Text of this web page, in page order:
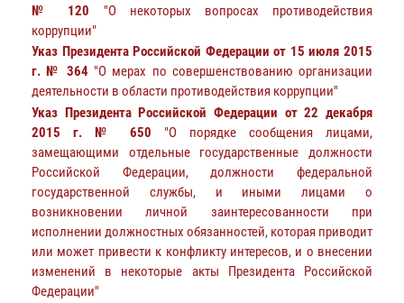
№ 120 "О некоторых вопросах противодействия
коррупции"
Указ Президента Российской Федерации от 15 июля 2015
г. № 364 "О мерах по совершенствованию организации
деятельности в области противодействия коррупции"
Указ Президента Российской Федерации от 22 декабря
2015 г. № 650 "О порядке сообщения лицами,
замещающими отдельные государственные должности
Российской Федерации, должности федеральной
государственной службы, и иными лицами о
возникновении личной заинтересованности при
исполнении должностных обязанностей, которая приводит
или может привести к конфликту интересов, и о внесении
изменений в некоторые акты Президента Российской
Федерации"